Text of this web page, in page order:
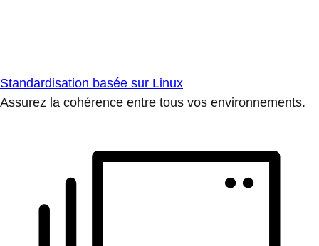
Standardisation basée sur Linux
Assurez la cohérence entre tous vos environnements.